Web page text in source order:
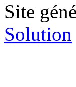
Site
Solution